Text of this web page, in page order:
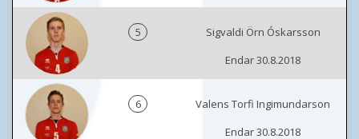
5
Sigvaldi Örn Óskarsson
Endar 30.8.2018
6
Valens Torfi Ingimundarson
Endar 30.8.2018